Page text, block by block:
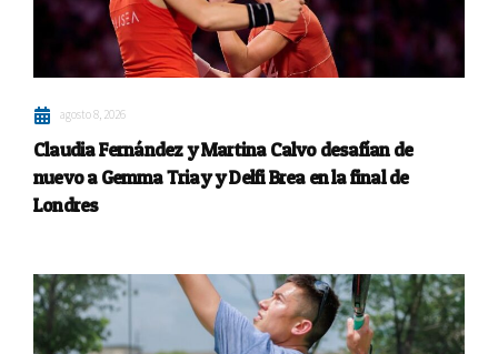
agosto 8, 2026
Claudia Fernández y Martina Calvo desafían de
nuevo a Gemma Triay y Delfi Brea en la final de
Londres